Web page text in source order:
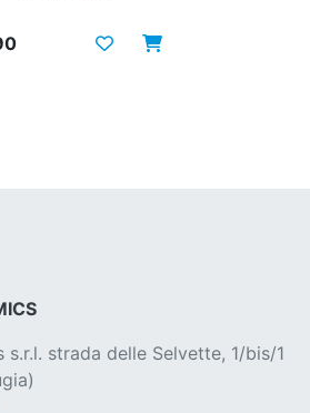
strada delle Selvette, 1/bis/1